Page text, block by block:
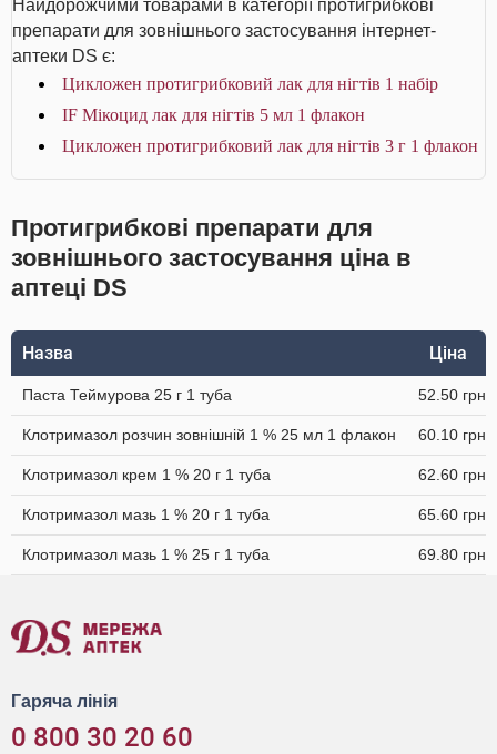
Найдорожчими товарами в категорії протигрибкові
препарати для зовнішнього застосування інтернет-
аптеки DS є:
Цикложен протигрибковий лак для нігтів 1 набір
IF Мікоцид лак для нігтів 5 мл 1 флакон
Цикложен протигрибковий лак для нігтів 3 г 1 флакон
Протигрибкові препарати для
зовнішнього застосування ціна в
аптеці DS
Назва Ціна
Паста Теймурова 25 г 1 туба 52.50 грн
Клотримазол розчин зовнішній 1 % 25 мл 1 флакон 60.10 грн
Клотримазол крем 1 % 20 г 1 туба 62.60 грн
Клотримазол мазь 1 % 20 г 1 туба 65.60 грн
Клотримазол мазь 1 % 25 г 1 туба 69.80 грн
Гаряча лінія
0 800 30 20 60